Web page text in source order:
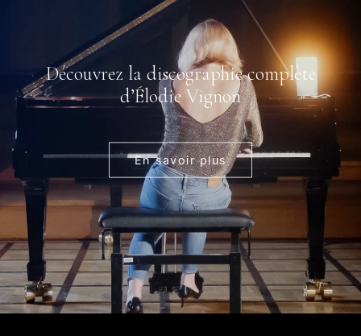
Découvrez la discographie complète
d’Élodie Vignon
En savoir plus